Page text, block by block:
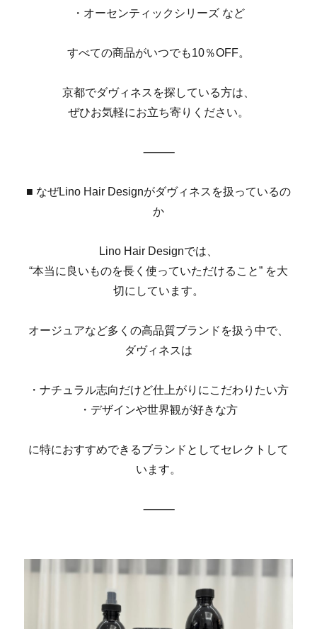
・オーセンティックシリーズ など
すべての商品がいつでも10％OFF。
京都でダヴィネスを探している方は、
ぜひお気軽にお立ち寄りください。
⸻
■ なぜLino Hair Designがダヴィネスを扱っているの
か
Lino Hair Designでは、
“本当に良いものを長く使っていただけること” を大
切にしています。
オージュアなど多くの高品質ブランドを扱う中で、
ダヴィネスは
・ナチュラル志向だけど仕上がりにこだわりたい方
・デザインや世界観が好きな方
に特におすすめできるブランドとしてセレクトして
います。
⸻